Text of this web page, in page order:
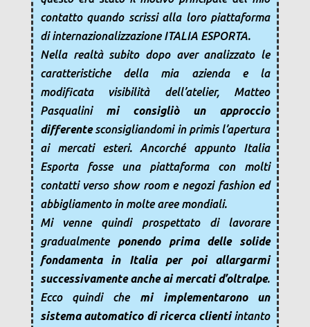
contatto quando scrissi alla loro piattaforma
di internazionalizzazione ITALIA ESPORTA.
Nella realtà subito dopo aver analizzato le
caratteristiche della mia azienda e la
modificata visibilità dell’atelier, Matteo
Pasqualini mi consigliò un approccio
differente sconsigliandomi in primis l’apertura
ai mercati esteri. Ancorché appunto Italia
Esporta fosse una piattaforma con molti
contatti verso show room e negozi fashion ed
abbigliamento in molte aree mondiali.
Mi venne quindi prospettato di lavorare
gradualmente ponendo prima delle solide
fondamenta in Italia per poi allargarmi
successivamente anche ai mercati d’oltralpe.
Ecco quindi che mi implementarono un
sistema automatico di ricerca clientiintanto